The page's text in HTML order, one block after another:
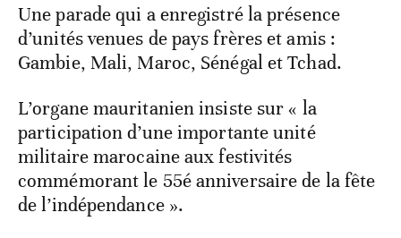
Une parade qui a enregistré la présence
d’unités venues de pays frères et amis :
Gambie, Mali, Maroc, Sénégal et Tchad.
L’organe mauritanien insiste sur « la
participation d’une importante unité
militaire marocaine aux festivités
commémorant le 55é anniversaire de la fête
de l’indépendance ».